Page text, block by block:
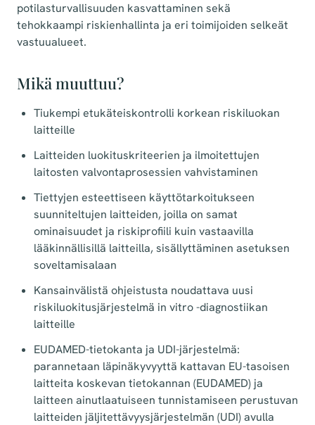
potilasturvallisuuden kasvattaminen sekä
tehokkaampi riskienhallinta ja eri toimijoiden selkeät
vastuualueet.
Mikä muuttuu?
Tiukempi etukäteiskontrolli korkean riskiluokan
laitteille
Laitteiden luokituskriteerien ja ilmoitettujen
laitosten valvontaprosessien vahvistaminen
Tiettyjen esteettiseen käyttötarkoitukseen
suunniteltujen laitteiden, joilla on samat
ominaisuudet ja riskiprofiili kuin vastaavilla
lääkinnällisillä laitteilla, sisällyttäminen asetuksen
soveltamisalaan
Kansainvälistä ohjeistusta noudattava uusi
riskiluokitusjärjestelmä in vitro -diagnostiikan
laitteille
EUDAMED-tietokanta ja UDI-järjestelmä:
parannetaan läpinäkyvyyttä kattavan EU-tasoisen
laitteita koskevan tietokannan (EUDAMED) ja
laitteen ainutlaatuiseen tunnistamiseen perustuvan
laitteiden jäljitettävyysjärjestelmän (UDI) avulla